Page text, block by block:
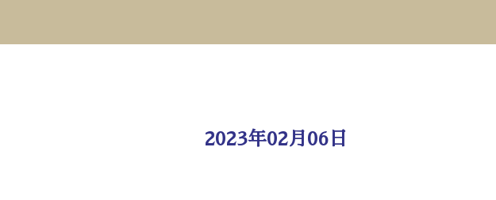
2023年02月06日